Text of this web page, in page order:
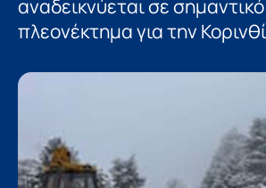
αναδεικνύεται σε σημαντικό
πλεονέκτημα για την